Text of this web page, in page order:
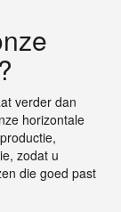
verder dan
horizontale
zodat u
die goed past